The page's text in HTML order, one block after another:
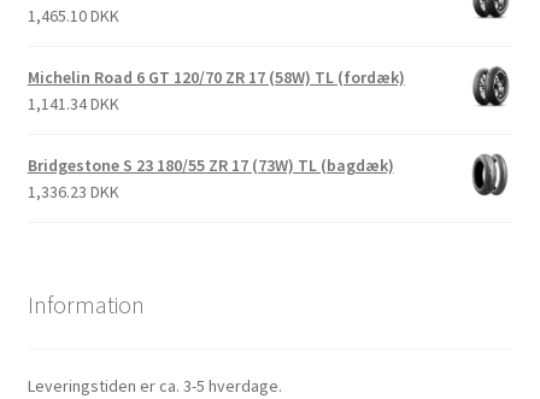
1,465.10 DKK
Michelin Road 6 GT 120/70 ZR 17 (58W) TL (fordæk)
1,141.34 DKK
Bridgestone S 23 180/55 ZR 17 (73W) TL (bagdæk)
1,336.23 DKK
Information
Leveringstiden er ca. 3-5 hverdage.